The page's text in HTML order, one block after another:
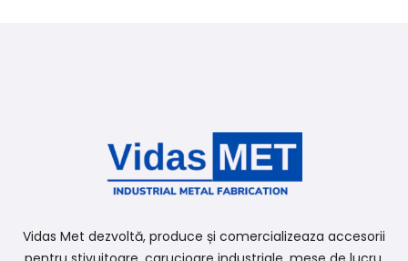
Vidas Met dezvoltă, produce și comercializeaza accesorii